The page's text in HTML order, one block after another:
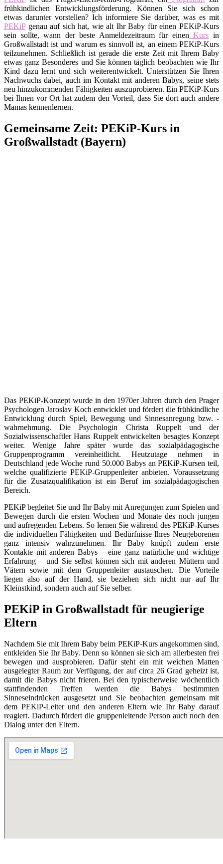
frühkindlichen Entwicklungsförderung. Können Sie sich schon
etwas darunter vorstellen? Ich informiere Sie darüber, was es mit
PEKiPgenau auf sich hat, wie alt Ihr Baby für einen PEKiP-Kurs
sein sollte, wann der beste Anmeldezeitraum für einen Kurs in
Großwallstadt ist und warum es sinnvoll ist, an einem PEKiP-Kurs
teilzunehmen. Schließlich ist gerade die erste Zeit mit Ihrem Baby
etwas ganz Besonderes und Sie können täglich beobachten wie Ihr
Kind dazu lernt und sich weiterentwickelt. Unterstützen Sie Ihren
Nachwuchs dabei, auch im Kontakt mit anderen Babys, seine stets
neu hinzukommenden Fähigkeiten auszuprobieren. Ein PEKiP-Kurs
bei Ihnen vor Ort hat zudem den Vorteil, dass Sie dort auch andere
Mamas kennenlernen.
Gemeinsame Zeit: PEKiP-Kurs in
Großwallstadt (Bayern)
Das PEKiP-Konzept wurde in den 1970er Jahren durch den Prager
Psychologen Jaroslav Koch entwicklet und fördert die frühkindliche
Entwicklung durch Spiel, Bewegung und Sinnesanregung bzw. -
wahrnehmung. Die Psychologin Christa Ruppelt und der
Sozialwissenschaftler Hans Ruppelt entwickelten besagtes Konzept
weiter. Wenige Jahre später wurde das sozialpädagogische
Gruppenprogramm vereinheitlicht. Heutzutage nehmen in
Deutschland jede Woche rund 50.000 Babys an PEKiP-Kursen teil,
welche qualifizierte PEKiP-Gruppenleiter anbieten. Voraussetzung
für die Zusatzqualifikation ist ein Beruf im sozialpädagogischen
Bereich.
PEKiP begleitet Sie und Ihr Baby mit Anregungen zum Spielen und
Bewegen durch die ersten Wochen und Monate des noch jungen
und aufregenden Lebens. So lernen Sie während des PEKiP-Kurses
die individuellen Fähigkeiten und Bedürfnisse Ihres Neugeborenen
ganz intensiv wahrzunehmen. Ihr Baby knüpft zudem erste
Kontakte mit anderen Babys – eine ganz natürliche und wichtige
Erfahrung – und Sie selbst können sich mit anderen Müttern und
Vätern sowie mit dem Gruppenleiter austauschen. Die Vorteile
liegen also auf der Hand, sie beziehen sich nicht nur auf Ihr
Kleinstkind, sondern auch auf Sie selber.
PEKiP in Großwallstadt für neugierige
Eltern
Nachdem Sie mit Ihrem Baby beim PEKiP-Kurs angekommen sind,
entkleiden Sie Ihr Baby. Denn so können sie sich am allerbesten frei
bewegen und ausprobieren. Dafür steht ein mit weichen Matten
ausgelegter Raum zur Verfügung, der auf circa 26 Grad geheizt ist,
damit die Babys nicht frieren. Bei den typischerweise wöchentlich
stattfindenden Treffen werden die Babys bestimmten
Sinneseindrücken ausgesetzt und Sie beobachten gemeinsam mit
dem PEKiP-Leiter und den anderen Eltern wie Ihr Baby darauf
reagiert. Dadurch fördert die gruppenleitende Person auch noch den
Dialog unter den Eltern.